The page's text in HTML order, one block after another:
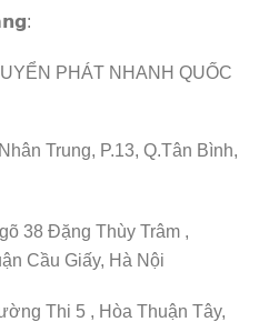
PHÁT NHANH QUỐC
Trung, P.13, Q.Tân Bình,
38 Đặng Thùy Trâm ,
Cầu Giấy, Hà Nội
Thi 5 , Hòa Thuận Tây,